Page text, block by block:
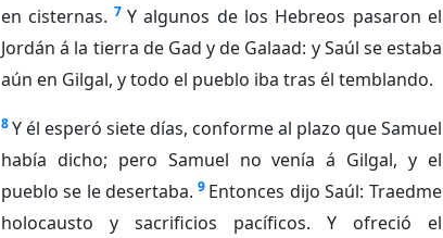
en cisternas. 7 Y algunos de los Hebreos pasaron el
Jordán á la tierra de Gad y de Galaad: y Saúl se estaba
aún en Gilgal, y todo el pueblo iba tras él temblando.
8Y él esperó siete días, conforme al plazo que Samuel
había dicho; pero Samuel no venía á Gilgal, y el
pueblo se le desertaba. 9 Entonces dijo Saúl: Traedme
holocausto y sacrificios pacíficos. Y ofreció el